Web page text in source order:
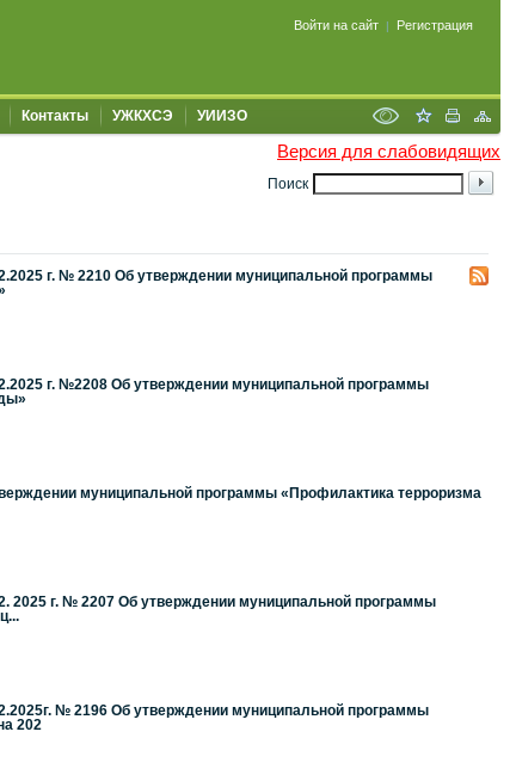
Войти на сайт | Регистрация
Контакты УЖКХСЭ УИИЗО
Версия для слабовидящих
Поиск
г. № 2210 Об утверждении муниципальной программы
г. №2208 Об утверждении муниципальной программы
муниципальной программы «Профилактика терроризма
2025 г. № 2207 Об утверждении муниципальной программы
№ 2196 Об утверждении муниципальной программы
202